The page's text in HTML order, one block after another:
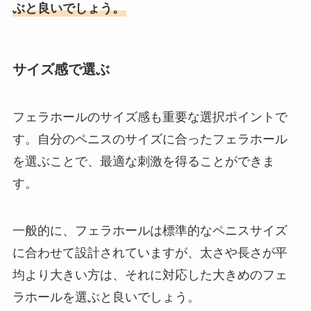
ぶと良いでしょう。
サイズ感で選ぶ
フェラホールのサイズ感も重要な選択ポイントで
す。自分のペニスのサイズに合ったフェラホール
を選ぶことで、最適な刺激を得ることができま
す。
一般的に、フェラホールは標準的なペニスサイズ
に合わせて設計されていますが、太さや長さが平
均より大きい方は、それに対応した大きめのフェ
ラホールを選ぶと良いでしょう。